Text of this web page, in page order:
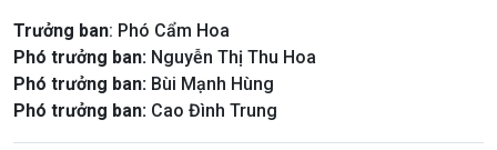
Trưởng ban: Phó Cẩm Hoa
Phó trưởng ban: Nguyễn Thị Thu Hoa
Phó trưởng ban: Bùi Mạnh Hùng
Phó trưởng ban: Cao Đình Trung